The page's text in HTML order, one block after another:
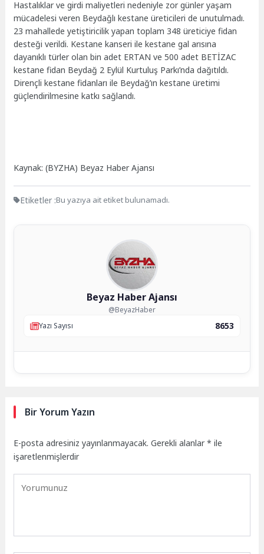
Hastalıklar ve girdi maliyetleri nedeniyle zor günler yaşam
mücadelesi veren Beydağlı kestane üreticileri de unutulmadı.
23 mahallede yetiştiricilik yapan toplam 348 üreticiye fidan
desteği verildi. Kestane kanseri ile kestane gal arısına
dayanıklı türler olan bin adet ERTAN ve 500 adet BETİZAC
kestane fidan Beydağ 2 Eylül Kurtuluş Parkı’nda dağıtıldı.
Dirençli kestane fidanları ile Beydağ’ın kestane üretimi
güçlendirilmesine katkı sağlandı.
Kaynak: (BYZHA) Beyaz Haber Ajansı
Etiketler :Bu yazıya ait etiket bulunamadı.
Beyaz Haber Ajansı
@BeyazHaber
Yazı Sayısı
8653
Bir Yorum Yazın
E-posta adresiniz yayınlanmayacak. Gerekli alanlar* ile
işaretlenmişlerdir